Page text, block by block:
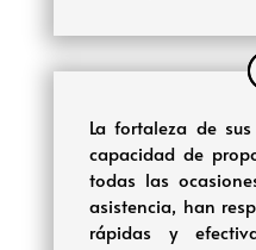
La fortaleza de
capacidad de
todas las
asistencia, han
rápidas y